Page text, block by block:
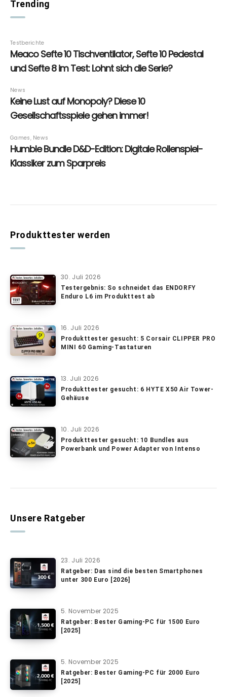
Trending
Produkttester werden
30. Juli 2026
Testergebnis: So schneidet das ENDORFY
Enduro L6 im Produkttest ab
16. Juli 2026
Produkttester gesucht: 5 Corsair CLIPPER PRO
MINI 60 Gaming-Tastaturen
13. Juli 2026
Produkttester gesucht: 6 HYTE X50 Air Tower-
Gehäuse
10. Juli 2026
Produkttester gesucht: 10 Bundles aus
Powerbank und Power Adapter von Intenso
Unsere Ratgeber
23. Juli 2026
Ratgeber: Das sind die besten Smartphones
unter 300 Euro [2026]
5. November 2025
Ratgeber: Bester Gaming-PC für 1500 Euro
[2025]
5. November 2025
Ratgeber: Bester Gaming-PC für 2000 Euro
[2025]